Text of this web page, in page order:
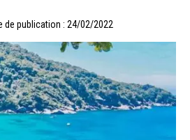
de publication : 24/02/2022